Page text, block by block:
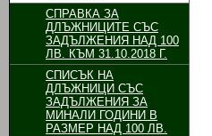
СПРАВКА ЗА
ДЛЪЖНИЦИТЕ СЪС
ЗАДЪЛЖЕНИЯ НАД 100
ЛВ. КЪМ 31.10.2018 Г.
СПИСЪК НА
ДЛЪЖНИЦИ СЪС
ЗАДЪЛЖЕНИЯ ЗА
МИНАЛИ ГОДИНИ В
РАЗМЕР НАД 100 ЛВ.